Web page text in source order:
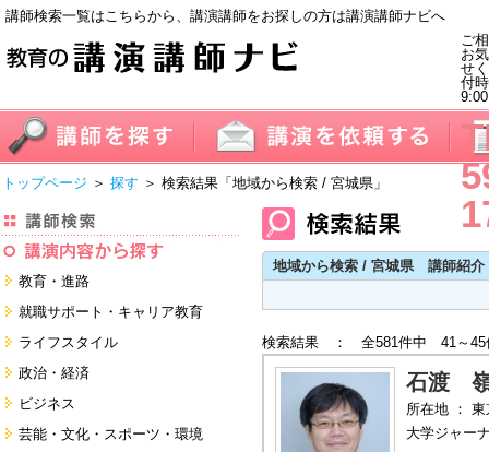
講師検索一覧はこちらから、講演講師をお探しの方は講演講師ナビへ
ご
お
せ
付
トップページ ＞ 探す ＞ 検索結果 「地域から検索 / 宮城県」
教育・進路
進学・受験
教員・保護者
すべて
就職サポート・キャリア教育
就職サポートツール対策
面接・ディスカッション・マナー
対策
ライフスタイル
健康・美容・女性・食育
看護・介護・ボランティア
政治・経済
国際
日本
ビジネス
経営・マーケティング・ファイナ
ンス
芸能・文化・スポーツ・環境
地域から検索 / 宮城県 講師紹介
検索結果 ： 全581件中 41～45
石渡
所在地 ：
大学ジャー